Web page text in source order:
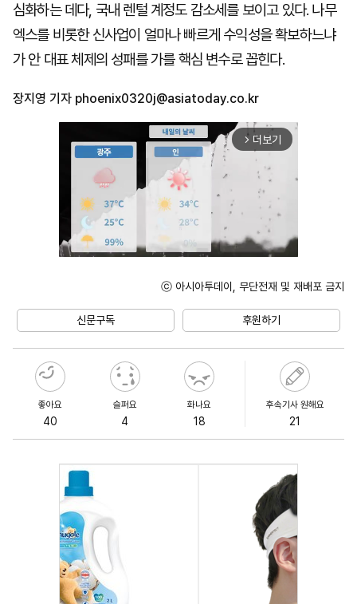
심화하는 데다, 국내 렌털 계정도 감소세를 보이고 있다. 나무
엑스를 비롯한 신사업이 얼마나 빠르게 수익성을 확보하느냐
가 안 대표 체제의 성패를 가를 핵심 변수로 꼽힌다.
장지영 기자 phoenix0320j@asiatoday.co.kr
arrow_forward_ios 더보기
ⓒ 아시아투데이, 무단전재 및 재배포 금지
신문구독 후원하기
좋아요
40
슬퍼요
4
화나요
18
후속기사 원해요
21